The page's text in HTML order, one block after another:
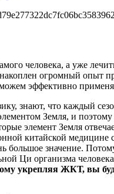
человека, а уже
огромный опыт
эффективно
знают, что каждый
Земля, и
элемент Земля
китайской медицине
большое значение.
Ци организма
укрепляя ЖКТ, вы